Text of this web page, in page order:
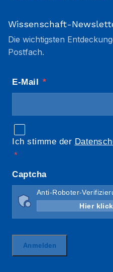
Wissenschaft-
Die wichtigsten
Postfach.